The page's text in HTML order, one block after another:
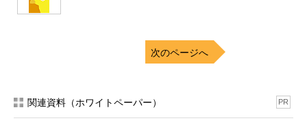
次のページへ
関連資料（ホワイトペーパー） PR